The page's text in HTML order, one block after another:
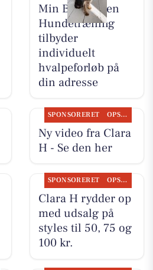
Min Bedste Ven
Hundetræning
tilbyder
individuelt
hvalpeforløb på
din adresse
SPONSORERET OPSLAGSTAVLEN
Ny video fra Clara
H - Se den her
SPONSORERET OPSLAGSTAVLEN
Clara H rydder op
med udsalg på
styles til 50, 75 og
100 kr.